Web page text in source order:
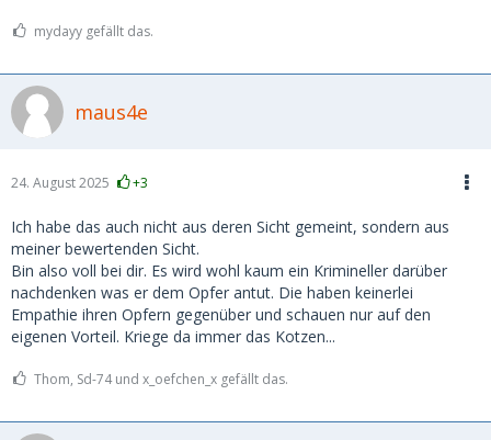
mydayy gefällt das.
maus4e
24. August 2025 +3
Ich habe das auch nicht aus deren Sicht gemeint, sondern aus
meiner bewertenden Sicht.
Bin also voll bei dir. Es wird wohl kaum ein Krimineller darüber
nachdenken was er dem Opfer antut. Die haben keinerlei
Empathie ihren Opfern gegenüber und schauen nur auf den
eigenen Vorteil. Kriege da immer das Kotzen...
Thom, Sd-74 und x_oefchen_x gefällt das.